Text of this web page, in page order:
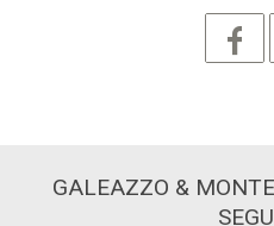
GALEAZZO &